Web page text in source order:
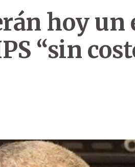
hoy un
“sin